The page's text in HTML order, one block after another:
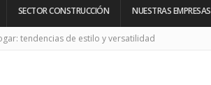
SECTOR CONSTRUCCIÓN NUESTRAS EMPRESAS
tendencias de estilo y versatilidad